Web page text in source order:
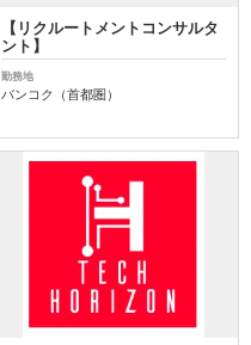
【リクルートメントコンサルタ
ント】
勤務地
バンコク（首都圏）